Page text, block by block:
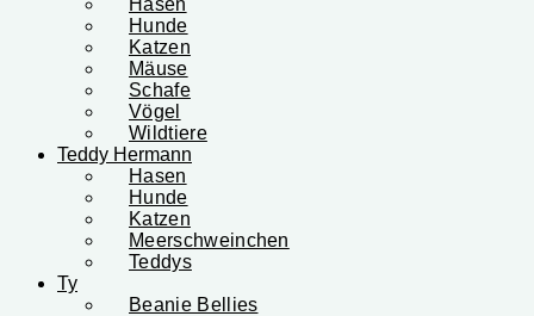
Hunde
Katzen
Mäuse
Schafe
Vögel
Wildtiere
Teddy Hermann
Hasen
Hunde
Katzen
Meerschweinchen
Teddys
Ty
Beanie Bellies